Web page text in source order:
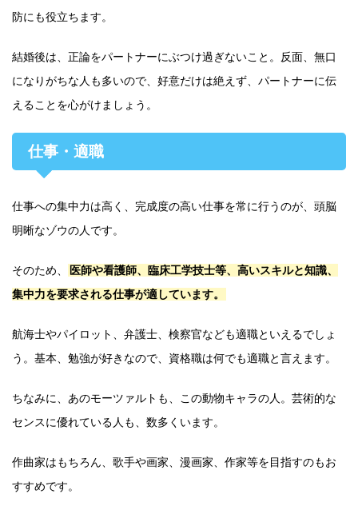
防にも役立ちます。
結婚後は、正論をパートナーにぶつけ過ぎないこと。反面、無口
になりがちな人も多いので、好意だけは絶えず、パートナーに伝
えることを心がけましょう。
仕事・適職
仕事への集中力は高く、完成度の高い仕事を常に行うのが、頭脳
明晰なゾウの人です。
そのため、
医師や看護師、臨床工学技士等、高いスキルと知識、
集中力を要求される仕事が適しています。
航海士やパイロット、弁護士、検察官なども適職といえるでしょ
う。基本、勉強が好きなので、資格職は何でも適職と言えます。
ちなみに、あのモーツァルトも、この動物キャラの人。芸術的な
センスに優れている人も、数多くいます。
作曲家はもちろん、歌手や画家、漫画家、作家等を目指すのもお
すすめです。